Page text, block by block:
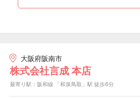
大阪府阪南市
株式会社言成 本店
最寄り駅：阪和線 「和泉鳥取」駅 徒歩6分